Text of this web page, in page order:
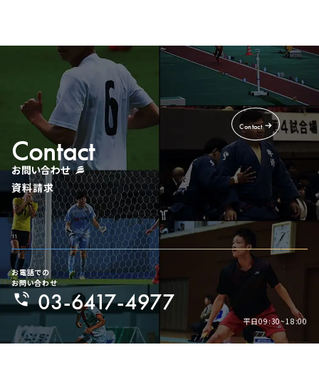
お問い合わせ
Contact
資料請求
お電話での
お問い合わせ
03-6417-4977
平日09:30~18:00
Contact